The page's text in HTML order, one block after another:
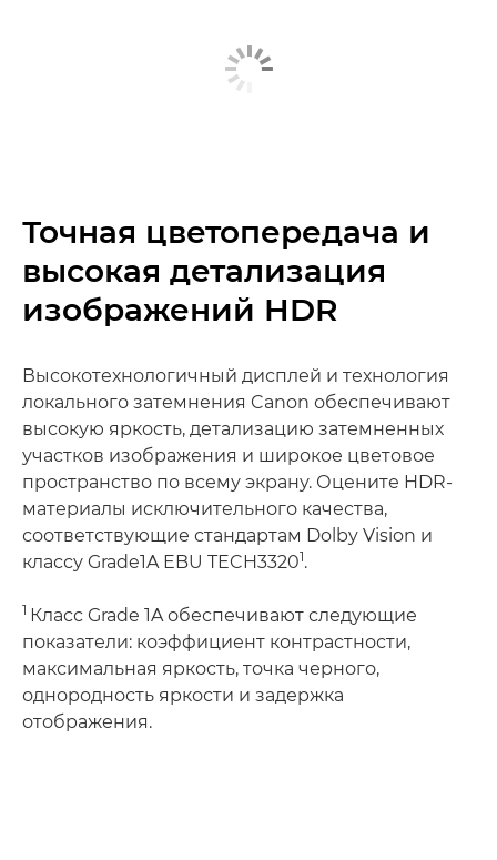
Точная цветопередача и
высокая детализация
изображений HDR
Высокотехнологичный дисплей и технология
локального затемнения Canon обеспечивают
высокую яркость, детализацию затемненных
участков изображения и широкое цветовое
пространство по всему экрану. Оцените HDR-
материалы исключительного качества,
соответствующие стандартам Dolby Vision и
классу Grade1A EBU TECH33201.
1 Класс Grade 1A обеспечивают следующие
показатели: коэффициент контрастности,
максимальная яркость, точка черного,
однородность яркости и задержка
отображения.